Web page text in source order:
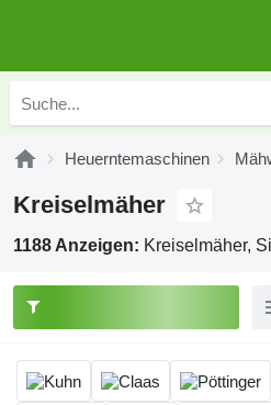
Heuerntemaschinen
Kreiselmäher
1188 Anzeigen: Kreiselmäher,